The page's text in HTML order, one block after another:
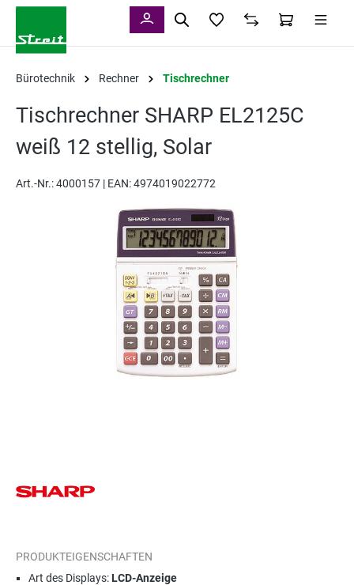
Bürotechnik Rechner Tischrechner
Tischrechner SHARP EL2125C
weiß 12 stellig, Solar
Art.-Nr.:4000157 | EAN: 4974019022772
Bildergalerie überspringen
PRODUKTEIGENSCHAFTEN
Art des Displays:LCD-Anzeige